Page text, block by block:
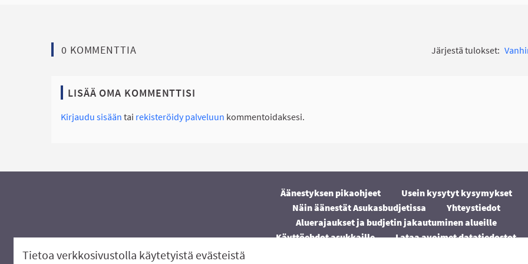
Tietoa verkkosivustolla käytetyistä evästeistä
0 KOMMENTTIA Järjestä tulokset:
LISÄÄ OMA KOMMENTTISI
Kirjaudu sisään tai rekisteröidy palveluun kommentoidaksesi.
Äänestyksen pikaohjeet
Usein kysytyt kysymykset
Näin äänestät Asukasbudjetissa
Yhteystiedot
Aluerajaukset ja budjetin jakautuminen alueille
Käyttöehdot asukkaille
Lataa avoimet datatiedostot